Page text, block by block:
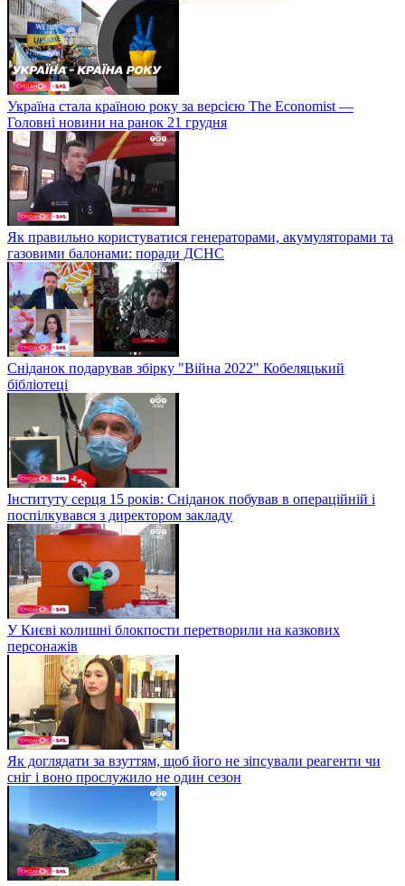
Україна стала країною року за версією The Economist —
Головні новини на ранок 21 грудня
Як правильно користуватися генераторами, акумуляторами та
газовими балонами: поради ДСНС
Сніданок подарував збірку "Війна 2022" Кобеляцький
бібліотеці
Інституту серця 15 років: Сніданок побував в операційній і
поспілкувався з директором закладу
У Києві колишні блокпости перетворили на казкових
персонажів
Як доглядати за взуттям, щоб його не зіпсували реагенти чи
сніг і воно прослужило не один сезон